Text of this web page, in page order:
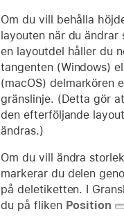
Om du vill behålla
layouten när du ändrar
en layoutdel håller du
tangenten (Windows)
(macOS) delmarkören
gränslinje. (Detta gör
den efterföljande
ändras.)
Om du vill ändra
markerar du delen
på deletiketten. I
du på fliken Position